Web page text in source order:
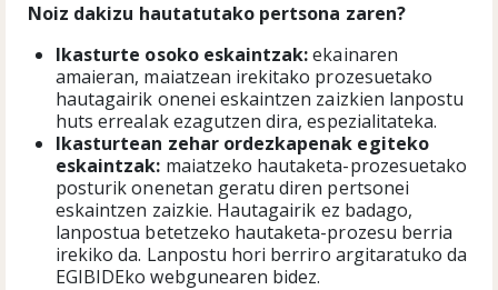
Noiz dakizu hautatutako pertsona zaren?
Ikasturte osoko eskaintzak:ekainaren
amaieran, maiatzean irekitako prozesuetako
hautagairik onenei eskaintzen zaizkien lanpostu
huts errealak ezagutzen dira, espezialitateka.
Ikasturtean zehar ordezkapenak egiteko
eskaintzak: maiatzeko hautaketa-prozesuetako
posturik onenetan geratu diren pertsonei
eskaintzen zaizkie. Hautagairik ez badago,
lanpostua betetzeko hautaketa-prozesu berria
irekiko da. Lanpostu hori berriro argitaratuko da
EGIBIDEko webgunearen bidez.